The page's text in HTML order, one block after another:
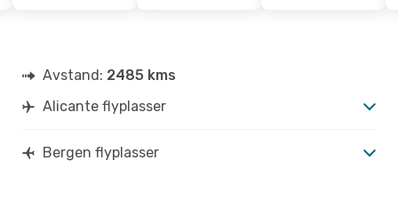
Avstand: 2485 kms
Alicante flyplasser
Bergen flyplasser